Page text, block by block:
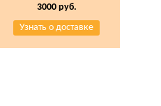
3000 руб.
Узнать о доставке